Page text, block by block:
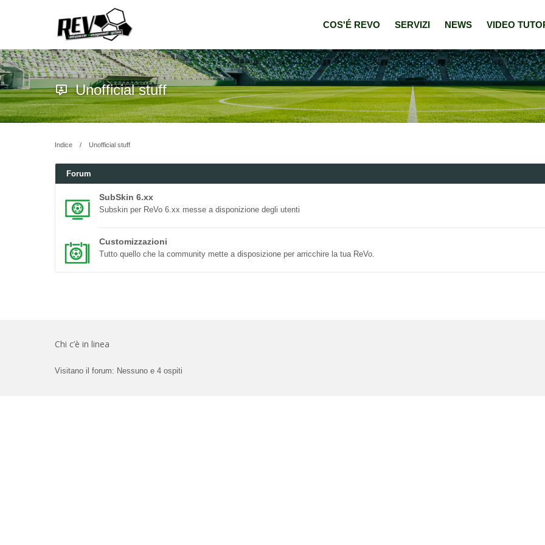
COS'É REVO SERVIZI NEWS VIDEO
Unofficial stuff
Indice Unofficial stuff
Forum
SubSkin 6.xx
Subskin per ReVo 6.xx messe a disponizione degli utenti
Customizzazioni
Tutto quello che la community mette a disposizione per arricchire la tua ReVo.
Chi c’è in linea
Visitano il forum: Nessuno e 4 ospiti